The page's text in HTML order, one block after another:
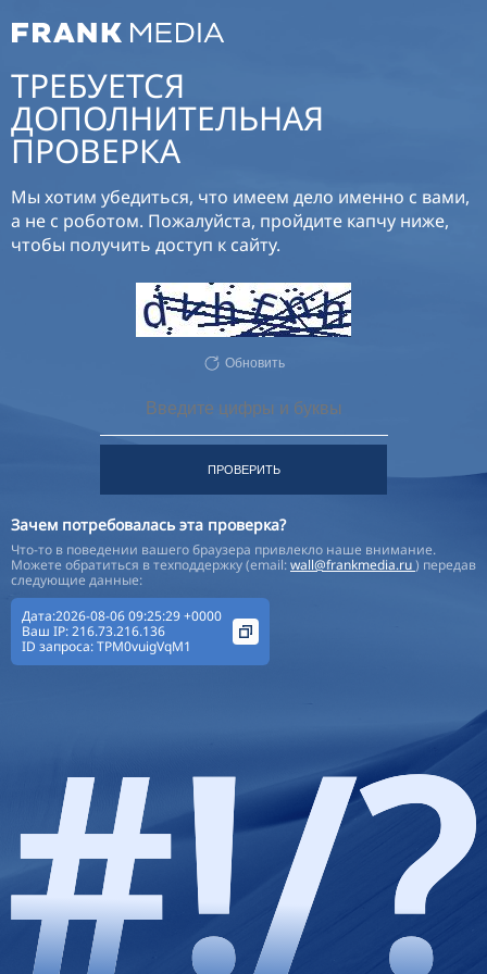
ТРЕБУЕТСЯ
ДОПОЛНИТЕЛЬНАЯ
ПРОВЕРКА
Мы хотим убедиться, что имеем дело именно с вами,
а не с роботом. Пожалуйста, пройдите капчу ниже,
чтобы получить доступ к сайту.
Обновить
ПРОВЕРИТЬ
Зачем потребовалась эта проверка?
Что-то в поведении вашего браузера привлекло наше внимание.
Можете обратиться в техподдержку (email:wall@frankmedia.ru) передав
следующие данные:
Дата:2026-08-06 09:25:29 +0000
Ваш IP:216.73.216.136
ID запроса:TPM0vuigVqM1